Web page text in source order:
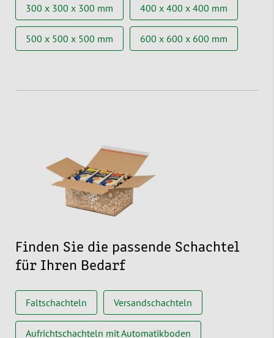
300 x 300 x 300 mm 400 x 400 x 400 mm
500 x 500 x 500 mm 600 x 600 x 600 mm
Finden Sie die passende Schachtel
für Ihren Bedarf
Faltschachteln Versandschachteln
Aufrichtschachteln mit Automatikboden